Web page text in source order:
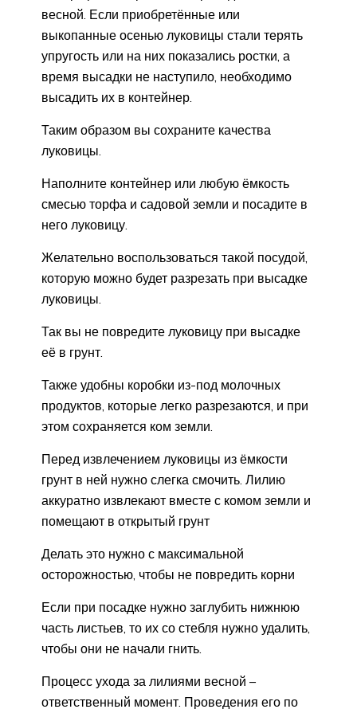
весной. Если приобретённые или
выкопанные осенью луковицы стали терять
упругость или на них показались ростки, а
время высадки не наступило, необходимо
высадить их в контейнер.
Таким образом вы сохраните качества
луковицы.
Наполните контейнер или любую ёмкость
смесью торфа и садовой земли и посадите в
него луковицу.
Желательно воспользоваться такой посудой,
которую можно будет разрезать при высадке
луковицы.
Так вы не повредите луковицу при высадке
её в грунт.
Также удобны коробки из-под молочных
продуктов, которые легко разрезаются, и при
этом сохраняется ком земли.
Перед извлечением луковицы из ёмкости
грунт в ней нужно слегка смочить. Лилию
аккуратно извлекают вместе с комом земли и
помещают в открытый грунт
Делать это нужно с максимальной
осторожностью, чтобы не повредить корни
Если при посадке нужно заглубить нижнюю
часть листьев, то их со стебля нужно удалить,
чтобы они не начали гнить.
Процесс ухода за лилиями весной –
ответственный момент. Проведения его по